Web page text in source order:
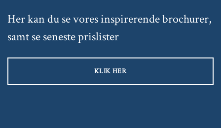
Her kan du se vores inspirerende brochurer,
samt se seneste prislister
KLIK HER